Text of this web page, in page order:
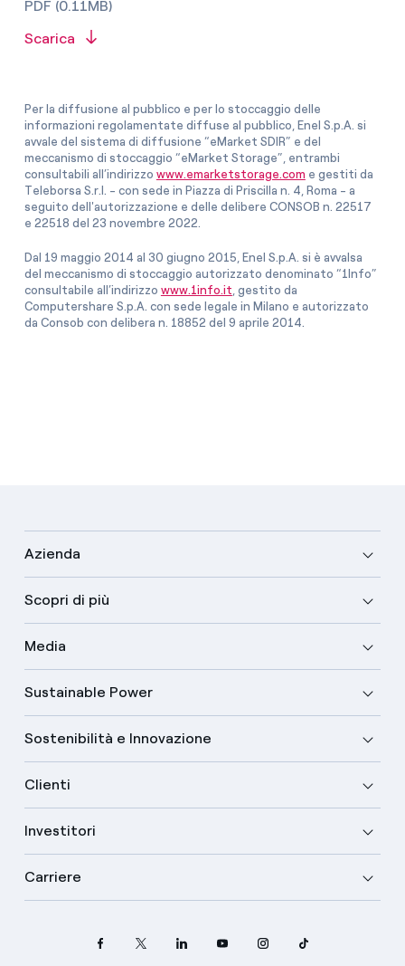
PDF (0.11MB)
Scarica
Per la diffusione al pubblico e per lo stoccaggio delle
informazioni regolamentate diffuse al pubblico, Enel S.p.A. si
avvale del sistema di diffusione “eMarket SDIR” e del
meccanismo di stoccaggio “eMarket Storage”, entrambi
consultabili all’indirizzo www.emarketstorage.com e gestiti da
Teleborsa S.r.l. - con sede in Piazza di Priscilla n. 4, Roma - a
seguito dell'autorizzazione e delle delibere CONSOB n. 22517
e 22518 del 23 novembre 2022.
Dal 19 maggio 2014 al 30 giugno 2015, Enel S.p.A. si è avvalsa
del meccanismo di stoccaggio autorizzato denominato “1Info”
consultabile all’indirizzo www.1info.it , gestito da
Computershare S.p.A. con sede legale in Milano e autorizzato
da Consob con delibera n. 18852 del 9 aprile 2014.
Azienda
Scopri di più
Media
Sustainable Power
Sostenibilità e Innovazione
Clienti
Investitori
Carriere